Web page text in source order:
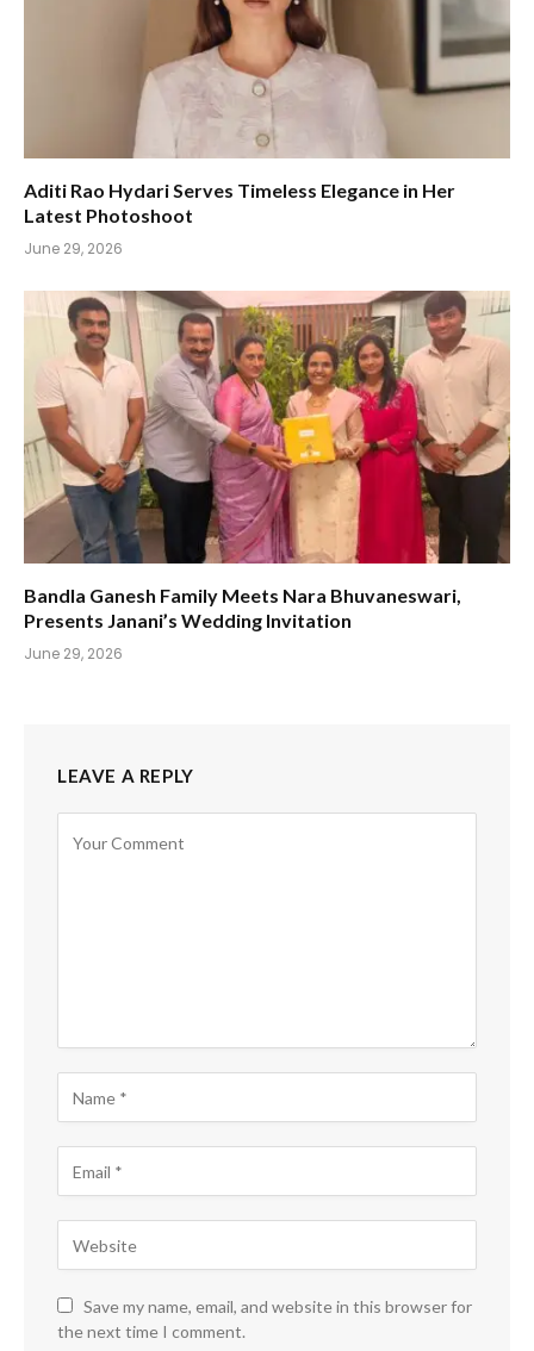
Aditi Rao Hydari Serves Timeless Elegance in Her
Latest Photoshoot
June 29, 2026
Bandla Ganesh Family Meets Nara Bhuvaneswari,
Presents Janani’s Wedding Invitation
June 29, 2026
LEAVE A REPLY
Save my name, email, and website in this browser for
the next time I comment.